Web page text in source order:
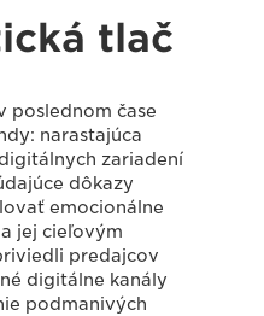
tlač
poslednom čase
narastajúca
zariadení
dôkazy
emocionálne
jej cieľovým
predajcov
digitálne kanály
podmanivých